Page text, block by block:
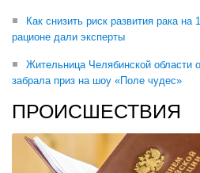
Как снизить риск развития рака
рационе дали эксперты
Жительница Челябинской области
забрала приз на шоу «Поле чудес»
ПРОИСШЕСТВИЯ